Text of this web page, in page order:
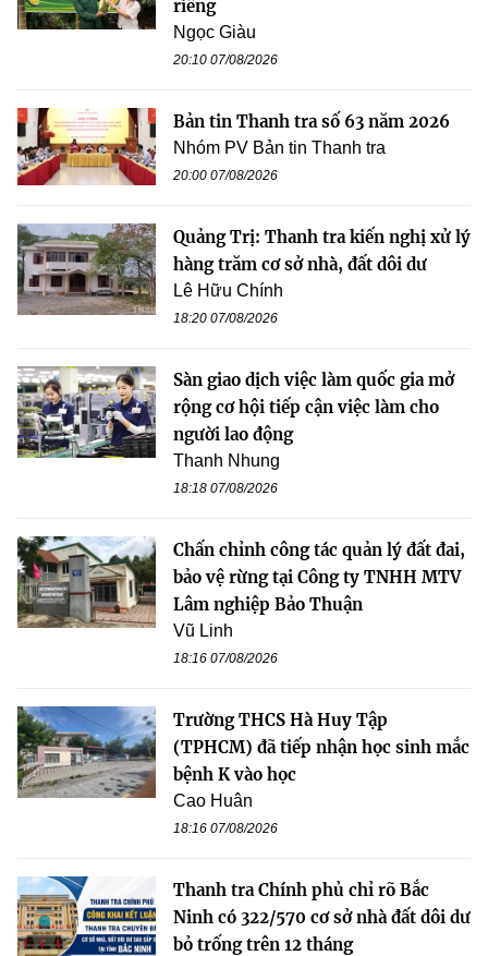
riêng
Ngọc Giàu
20:10 07/08/2026
Bản tin Thanh tra số 63 năm 2026
Nhóm PV Bản tin Thanh tra
20:00 07/08/2026
Quảng Trị: Thanh tra kiến nghị xử lý
hàng trăm cơ sở nhà, đất dôi dư
Lê Hữu Chính
18:20 07/08/2026
Sàn giao dịch việc làm quốc gia mở
rộng cơ hội tiếp cận việc làm cho
người lao động
Thanh Nhung
18:18 07/08/2026
Chấn chỉnh công tác quản lý đất đai,
bảo vệ rừng tại Công ty TNHH MTV
Lâm nghiệp Bảo Thuận
Vũ Linh
18:16 07/08/2026
Trường THCS Hà Huy Tập
(TPHCM) đã tiếp nhận học sinh mắc
bệnh K vào học
Cao Huân
18:16 07/08/2026
Thanh tra Chính phủ chỉ rõ Bắc
Ninh có 322/570 cơ sở nhà đất dôi dư
bỏ trống trên 12 tháng